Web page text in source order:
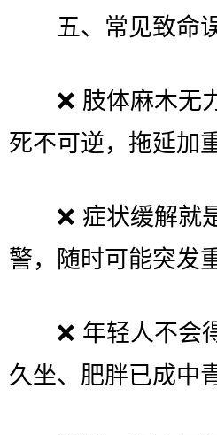
五、常见致命
❌ 肢体麻木无
死不可逆，拖延加
❌ 症状缓解就
警，随时可能突发
❌ 年轻人不会
久坐、肥胖已成中